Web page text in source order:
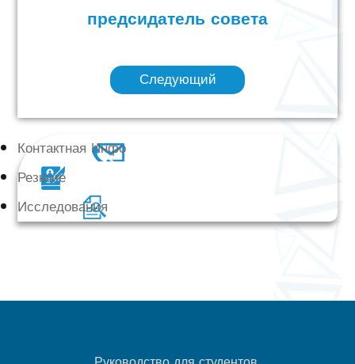
предсидатель совета
Следующий
Контактная Инфо
Резюме
Исследования